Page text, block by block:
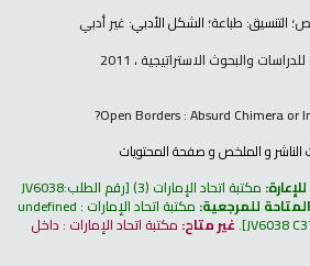
؛ التنسيق: طباعة؛ الشكل الأدبي: غير أدبي
والبحوث الاستراتيجية ، 2011
Open Borders : Absurd Chimera or
الناشر و الملخص و صفحة المحتويات
مكتبة اتحاد الإمارات (3) رقم الطلب:JV6038
للمرجعية: مكتبة اتحاد الإمارات : undefined
JV6038
.غير متاح: مكتبة اتحاد الإمارات : داخل